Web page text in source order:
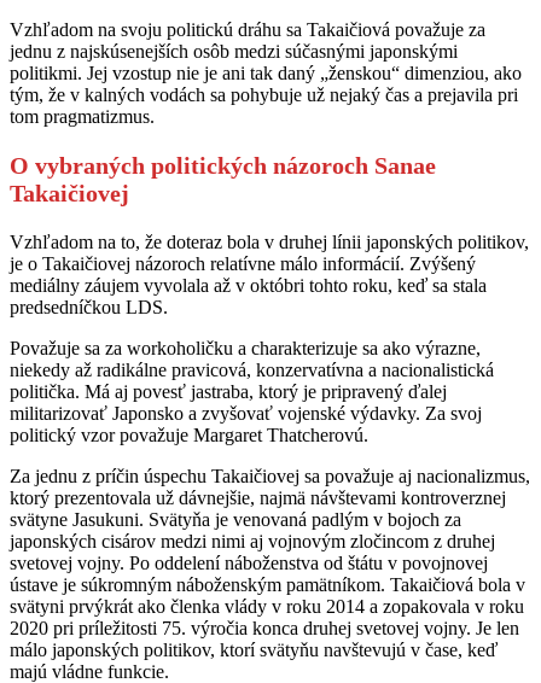
Vzhľadom na svoju politickú dráhu sa Takaičiová považuje za
jednu z najskúsenejších osôb medzi súčasnými japonskými
politikmi. Jej vzostup nie je ani tak daný „ženskou“ dimenziou, ako
tým, že v kalných vodách sa pohybuje už nejaký čas a prejavila pri
tom pragmatizmus.
O vybraných politických názoroch Sanae
Takaičiovej
Vzhľadom na to, že doteraz bola v druhej línii japonských politikov,
je o Takaičiovej názoroch relatívne málo informácií. Zvýšený
mediálny záujem vyvolala až v októbri tohto roku, keď sa stala
predsedníčkou LDS.
Považuje sa za workoholičku a charakterizuje sa ako výrazne,
niekedy až radikálne pravicová, konzervatívna a nacionalistická
politička. Má aj povesť jastraba, ktorý je pripravený ďalej
militarizovať Japonsko a zvyšovať vojenské výdavky. Za svoj
politický vzor považuje Margaret Thatcherovú.
Za jednu z príčin úspechu Takaičiovej sa považuje aj nacionalizmus,
ktorý prezentovala už dávnejšie, najmä návštevami kontroverznej
svätyne Jasukuni. Svätyňa je venovaná padlým v bojoch za
japonských cisárov medzi nimi aj vojnovým zločincom z druhej
svetovej vojny. Po oddelení náboženstva od štátu v povojnovej
ústave je súkromným náboženským pamätníkom. Takaičiová bola v
svätyni prvýkrát ako členka vlády v roku 2014 a zopakovala v roku
2020 pri príležitosti 75. výročia konca druhej svetovej vojny. Je len
málo japonských politikov, ktorí svätyňu navštevujú v čase, keď
majú vládne funkcie.